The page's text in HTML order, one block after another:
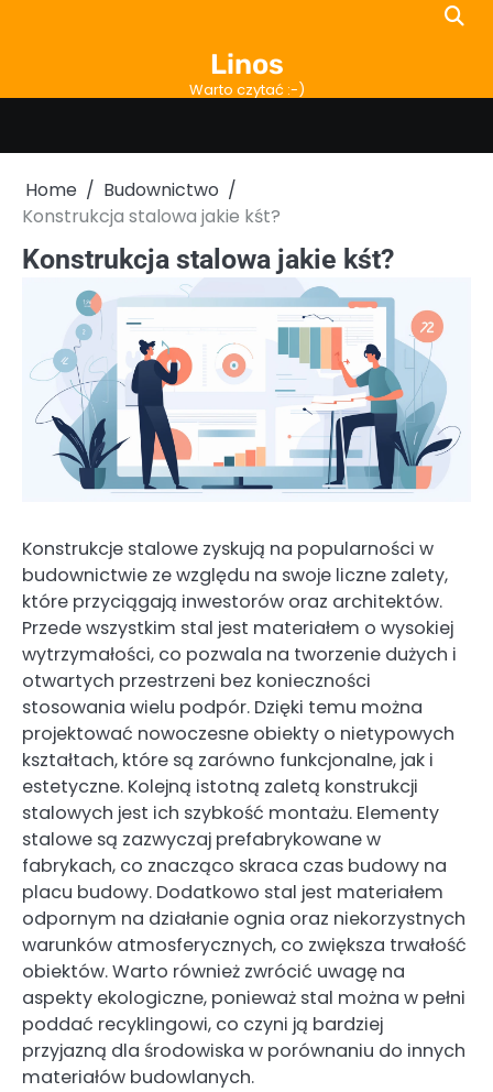
Linos
Warto czytać :-)
Home
Budownictwo
Konstrukcja stalowa jakie kśt?
Konstrukcja stalowa jakie kśt?
Konstrukcje stalowe zyskują na popularności w
budownictwie ze względu na swoje liczne zalety,
które przyciągają inwestorów oraz architektów.
Przede wszystkim stal jest materiałem o wysokiej
wytrzymałości, co pozwala na tworzenie dużych i
otwartych przestrzeni bez konieczności
stosowania wielu podpór. Dzięki temu można
projektować nowoczesne obiekty o nietypowych
kształtach, które są zarówno funkcjonalne, jak i
estetyczne. Kolejną istotną zaletą konstrukcji
stalowych jest ich szybkość montażu. Elementy
stalowe są zazwyczaj prefabrykowane w
fabrykach, co znacząco skraca czas budowy na
placu budowy. Dodatkowo stal jest materiałem
odpornym na działanie ognia oraz niekorzystnych
warunków atmosferycznych, co zwiększa trwałość
obiektów. Warto również zwrócić uwagę na
aspekty ekologiczne, ponieważ stal można w pełni
poddać recyklingowi, co czyni ją bardziej
przyjazną dla środowiska w porównaniu do innych
materiałów budowlanych.